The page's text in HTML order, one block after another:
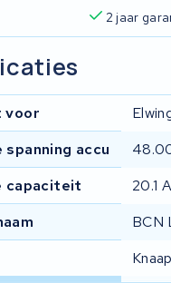
2 jaar
voor
spanning accu
capaciteit
20.1
BCN